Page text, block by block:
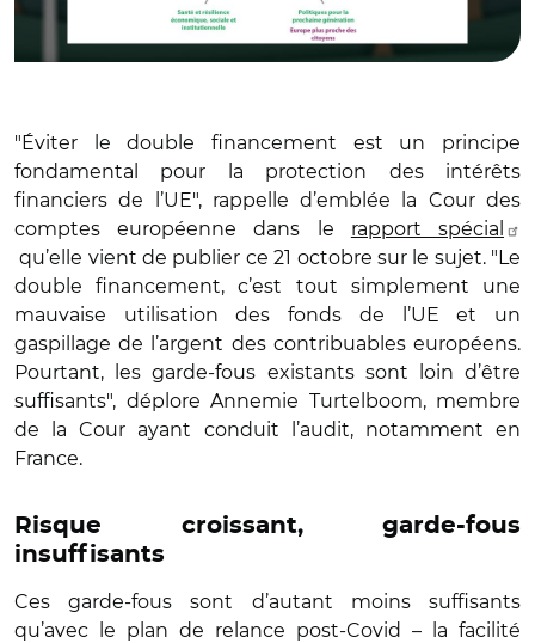
"Éviter le double financement est un principe
fondamental pour la protection des intérêts
financiers de l’UE", rappelle d’emblée la Cour des
comptes européenne dans le rapport spécial
qu’elle vient de publier ce 21 octobre sur le sujet. "Le
double financement, c’est tout simplement une
mauvaise utilisation des fonds de l’UE et un
gaspillage de l’argent des contribuables européens.
Pourtant, les garde-fous existants sont loin d’être
suffisants", déplore Annemie Turtelboom, membre
de la Cour ayant conduit l’audit, notamment en
France.
Risque croissant, garde-fous
insuffisants
Ces garde-fous sont d’autant moins suffisants
qu’avec le plan de relance post-Covid – la facilité